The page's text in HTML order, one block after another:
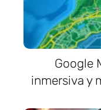
Google
inmersiva y